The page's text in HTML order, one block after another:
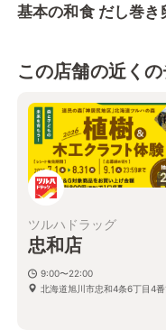
基本の和食 だし巻き
この店舗の近く
ツルハドラッグ
忠和店
9:00〜22:00
北海道旭川市忠和4条6丁目4